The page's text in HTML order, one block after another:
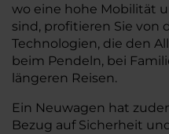
wo eine hohe Mobilität
sind, profitieren Sie von
Technologien, die den
beim Pendeln, bei
längeren Reisen.
Ein Neuwagen hat
Bezug auf Sicherheit